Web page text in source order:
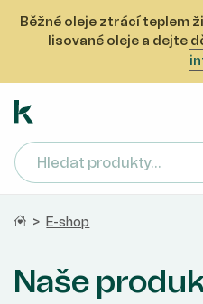
Běžné oleje ztrácí teplem
lisované oleje a dejte
Ekoprodukt e-shop
Domů
> E-shop
Naše